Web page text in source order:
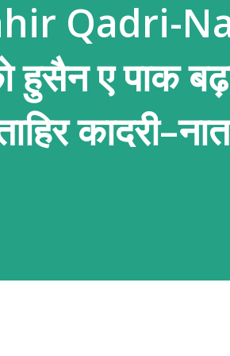
Qadri-
ए पाक
कादरी–नात